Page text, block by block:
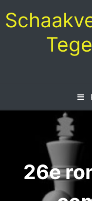
to
content
26e